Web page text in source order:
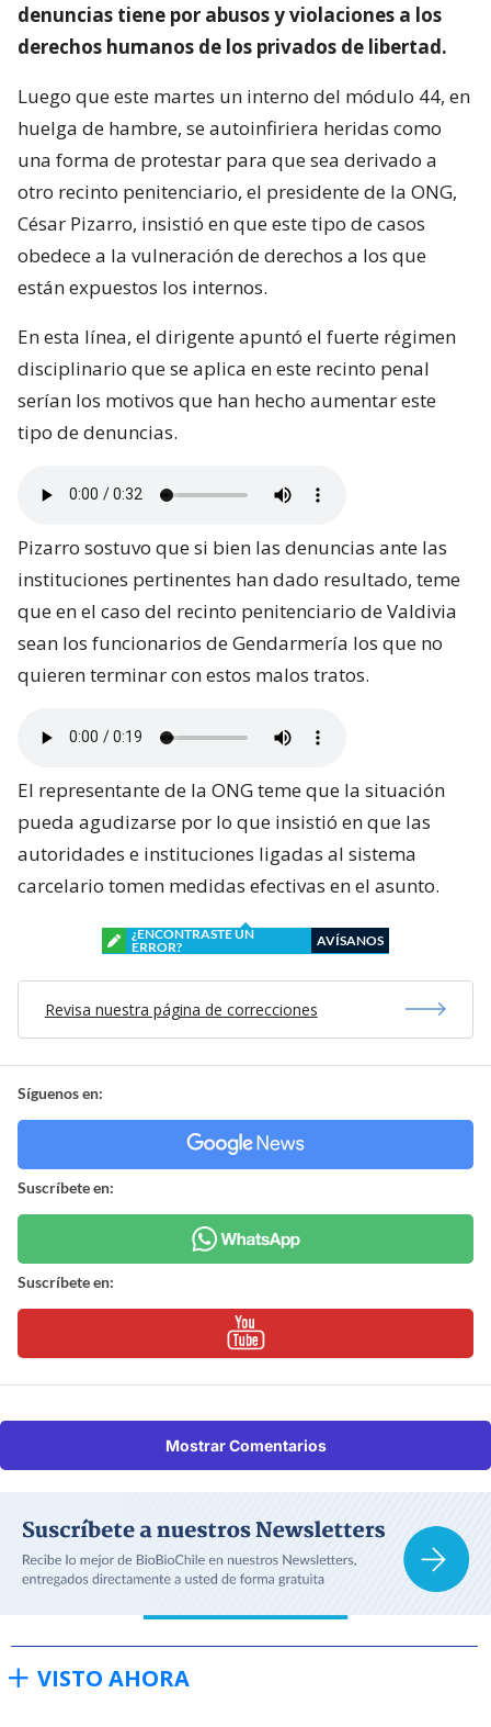
denuncias tiene por abusos y violaciones a los
derechos humanos de los privados de libertad.
Luego que este martes un interno del módulo 44, en
huelga de hambre, se autoinfiriera heridas como
una forma de protestar para que sea derivado a
otro recinto penitenciario, el presidente de la ONG,
César Pizarro, insistió en que este tipo de casos
obedece a la vulneración de derechos a los que
están expuestos los internos.
En esta línea, el dirigente apuntó el fuerte régimen
disciplinario que se aplica en este recinto penal
serían los motivos que han hecho aumentar este
tipo de denuncias.
Pizarro sostuvo que si bien las denuncias ante las
instituciones pertinentes han dado resultado, teme
que en el caso del recinto penitenciario de Valdivia
sean los funcionarios de Gendarmería los que no
quieren terminar con estos malos tratos.
El representante de la ONG teme que la situación
pueda agudizarse por lo que insistió en que las
autoridades e instituciones ligadas al sistema
carcelario tomen medidas efectivas en el asunto.
¿ENCONTRASTE UN
ERROR?
AVÍSANOS
Revisa nuestra página de correcciones
Síguenos en:
Suscríbete en:
Suscríbete en:
Mostrar Comentarios
VISTO AHORA